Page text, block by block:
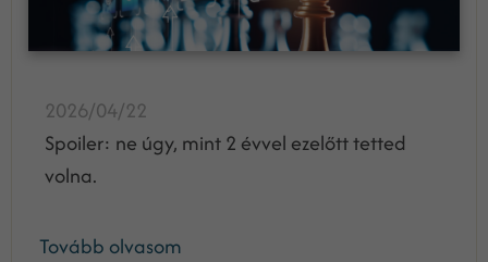
2026/04/22
Spoiler: ne úgy, mint 2 évvel ezelőtt tetted
volna.
Tovább olvasom